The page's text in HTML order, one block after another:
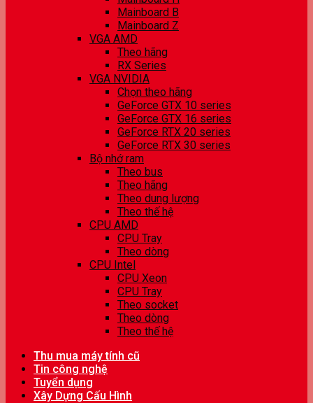
Mainboard B
Mainboard Z
VGA AMD
Theo hãng
RX Series
VGA NVIDIA
Chọn theo hãng
GeForce GTX 10 series
GeForce GTX 16 series
GeForce RTX 20 series
GeForce RTX 30 series
Bộ nhớ ram
Theo bus
Theo hãng
Theo dung lượng
Theo thế hệ
CPU AMD
CPU Tray
Theo dòng
CPU Intel
CPU Xeon
CPU Tray
Theo socket
Theo dòng
Theo thế hệ
Thu mua máy tính cũ
Tin công nghệ
Tuyển dụng
Xây Dựng Cấu Hình